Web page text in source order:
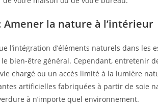
la nature à l’intérieur
l’intégration d’éléments naturels dans
bien-être général. Cependant, entretenir
chargé ou un accès limité à la lumière
artificielles fabriquées à partir de soie
à n’importe quel environnement.